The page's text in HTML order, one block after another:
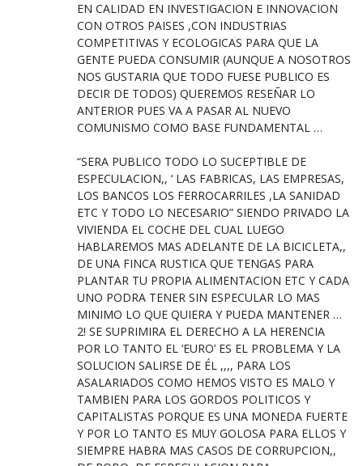
EN CALIDAD EN INVESTIGACION E INNOVACION
CON OTROS PAISES ,CON INDUSTRIAS
COMPETITIVAS Y ECOLOGICAS PARA QUE LA
GENTE PUEDA CONSUMIR (AUNQUE A NOSOTROS
NOS GUSTARIA QUE TODO FUESE PUBLICO ES
DECIR DE TODOS) QUEREMOS RESEÑAR LO
ANTERIOR PUES VA A PASAR AL NUEVO
COMUNISMO COMO BASE FUNDAMENTAL …
“SERA PUBLICO TODO LO SUCEPTIBLE DE
ESPECULACION,, ‘ LAS FABRICAS, LAS EMPRESAS,
LOS BANCOS LOS FERROCARRILES ,LA SANIDAD
ETC Y TODO LO NECESARIO” SIENDO PRIVADO LA
VIVIENDA EL COCHE DEL CUAL LUEGO
HABLAREMOS MAS ADELANTE DE LA BICICLETA,,
DE UNA FINCA RUSTICA QUE TENGAS PARA
PLANTAR TU PROPIA ALIMENTACION ETC Y CADA
UNO PODRA TENER SIN ESPECULAR LO MAS
MINIMO LO QUE QUIERA Y PUEDA MANTENER …
2! SE SUPRIMIRA EL DERECHO A LA HERENCIA
POR LO TANTO EL ‘EURO’ ES EL PROBLEMA Y LA
SOLUCION SALIRSE DE ÉL ,,,, PARA LOS
ASALARIADOS COMO HEMOS VISTO ES MALO Y
TAMBIEN PARA LOS GORDOS POLITICOS Y
CAPITALISTAS PORQUE ES UNA MONEDA FUERTE
Y POR LO TANTO ES MUY GOLOSA PARA ELLOS Y
SIEMPRE HABRA MAS CASOS DE CORRUPCION,,